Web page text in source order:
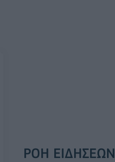
ΡΟΗ ΕΙΔΗΣΕΩΝ